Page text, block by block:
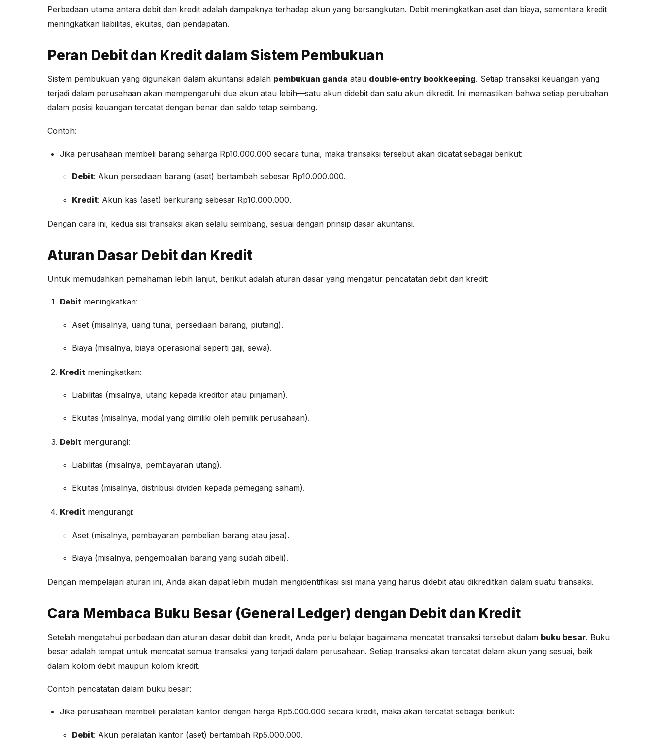
Perbedaan utama antara debit dan kredit adalah dampaknya terhadap akun yang bersangkutan. Debit meningkatkan aset dan biaya, sementara kredit
meningkatkan liabilitas, ekuitas, dan pendapatan.
Peran Debit dan Kredit dalam Sistem Pembukuan
Sistem pembukuan yang digunakan dalam akuntansi adalah pembukuan ganda atau double-entry bookkeeping. Setiap transaksi keuangan yang
terjadi dalam perusahaan akan mempengaruhi dua akun atau lebih—satu akun didebit dan satu akun dikredit. Ini memastikan bahwa setiap perubahan
dalam posisi keuangan tercatat dengan benar dan saldo tetap seimbang.
Contoh:
Jika perusahaan membeli barang seharga Rp10.000.000 secara tunai, maka transaksi tersebut akan dicatat sebagai berikut:
Debit: Akun persediaan barang (aset) bertambah sebesar Rp10.000.000.
Kredit: Akun kas (aset) berkurang sebesar Rp10.000.000.
Dengan cara ini, kedua sisi transaksi akan selalu seimbang, sesuai dengan prinsip dasar akuntansi.
Aturan Dasar Debit dan Kredit
Untuk memudahkan pemahaman lebih lanjut, berikut adalah aturan dasar yang mengatur pencatatan debit dan kredit:
Debitmeningkatkan:
Aset (misalnya, uang tunai, persediaan barang, piutang).
Biaya (misalnya, biaya operasional seperti gaji, sewa).
Kreditmeningkatkan:
Liabilitas (misalnya, utang kepada kreditor atau pinjaman).
Ekuitas (misalnya, modal yang dimiliki oleh pemilik perusahaan).
Debitmengurangi:
Liabilitas (misalnya, pembayaran utang).
Ekuitas (misalnya, distribusi dividen kepada pemegang saham).
Kreditmengurangi:
Aset (misalnya, pembayaran pembelian barang atau jasa).
Biaya (misalnya, pengembalian barang yang sudah dibeli).
Dengan mempelajari aturan ini, Anda akan dapat lebih mudah mengidentifikasi sisi mana yang harus didebit atau dikreditkan dalam suatu transaksi.
Cara Membaca Buku Besar (General Ledger) dengan Debit dan Kredit
Setelah mengetahui perbedaan dan aturan dasar debit dan kredit, Anda perlu belajar bagaimana mencatat transaksi tersebut dalam buku besar. Buku
besar adalah tempat untuk mencatat semua transaksi yang terjadi dalam perusahaan. Setiap transaksi akan tercatat dalam akun yang sesuai, baik
dalam kolom debit maupun kolom kredit.
Contoh pencatatan dalam buku besar:
Jika perusahaan membeli peralatan kantor dengan harga Rp5.000.000 secara kredit, maka akan tercatat sebagai berikut:
Debit: Akun peralatan kantor (aset) bertambah Rp5.000.000.